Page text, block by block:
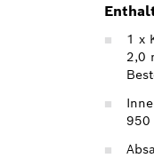
1 x
2,0
950